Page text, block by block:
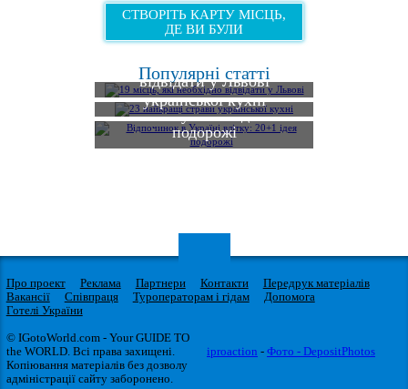
СТВОРІТЬ КАРТУ МІСЦЬ,
ДЕ ВИ БУЛИ
Популярні статті
19 місць, які необхідно
відвідати у Львові
23 найкращі страви
української кухні
Відпочинок в Україні
влітку: 20+1 ідея
подорожі
Про проект Реклама Партнери Контакти
Передрук матеріалів
Вакансії
Співпраця Туроператорам і гідам
Допомога
Готелі України
© IGotoWorld.com - Your GUIDE TO
the WORLD. Всі права захищені.
Копіювання матеріалів без дозволу
адміністрації сайту заборонено.
iproaction - Фото - DepositPhotos